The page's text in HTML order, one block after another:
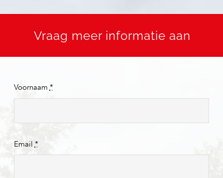
Vraag meer informatie aan
Voornaam *
Email *